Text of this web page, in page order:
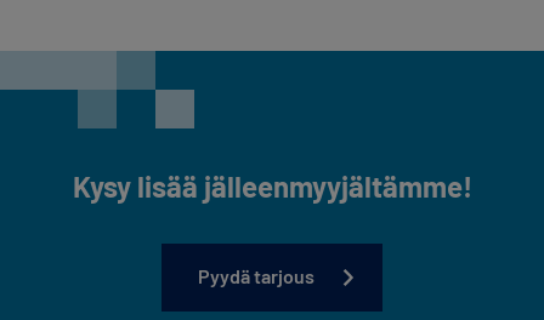
Kysy lisää jälleenmyyjältämme!
Pyydä tarjous